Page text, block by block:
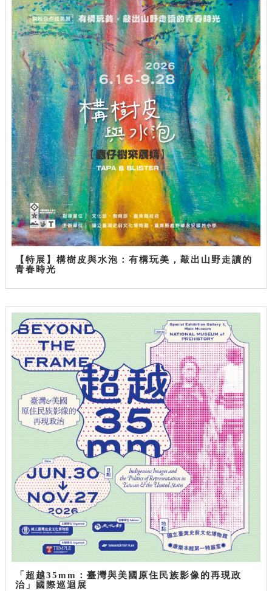
【特展】構樹皮與水泡：有構玩美，敲出山野走讀的
青春時光
「超越35mm：臺灣與美國原住民族影像的再現政
治」國際巡迴展